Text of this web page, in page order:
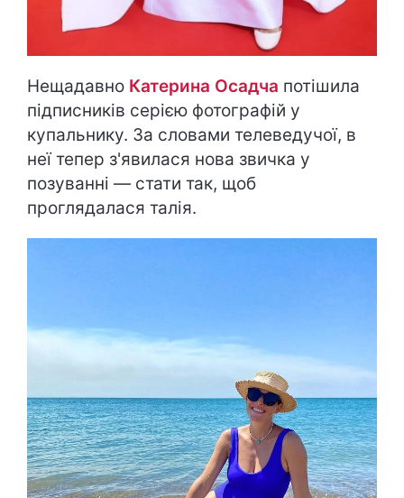
Нещадавно Катерина Осадча потішила
підписників серією фотографій у
купальнику. За словами телеведучої, в
неї тепер з'явилася нова звичка у
позуванні — стати так, щоб
проглядалася талія.